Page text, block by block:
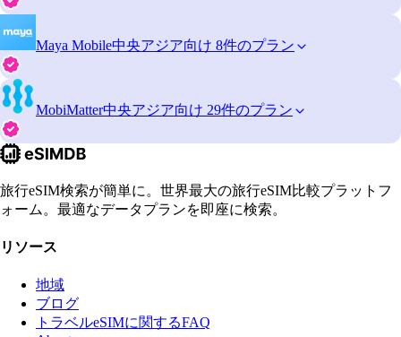
Maya Mobile中央アジア向け 8件のプラン
MobiMatter中央アジア向け 29件のプラン
旅行eSIM検索が簡単に。世界最大の旅行eSIM比較プラットフ
ォーム。最適なデータプランを即座に検索。
リソース
地域
ブログ
トラベルeSIMに関するFAQ